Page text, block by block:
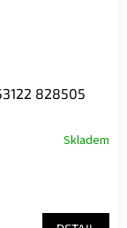
828505
Skladem